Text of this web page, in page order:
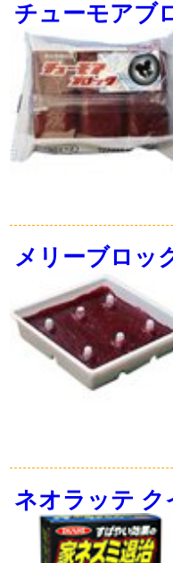
チューモアブ
メリーブロッ
ネオラッテ